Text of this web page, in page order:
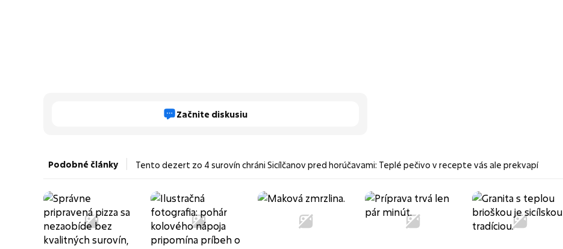
Začnite diskusiu
Podobné články Tento dezert zo 4 surovín chráni Sicílčanov pred horúčavami: Teplé pečivo v recepte vás ale prekvapí